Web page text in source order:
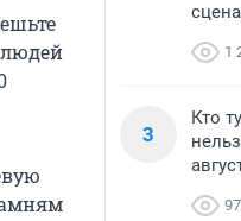
1
3
Кто